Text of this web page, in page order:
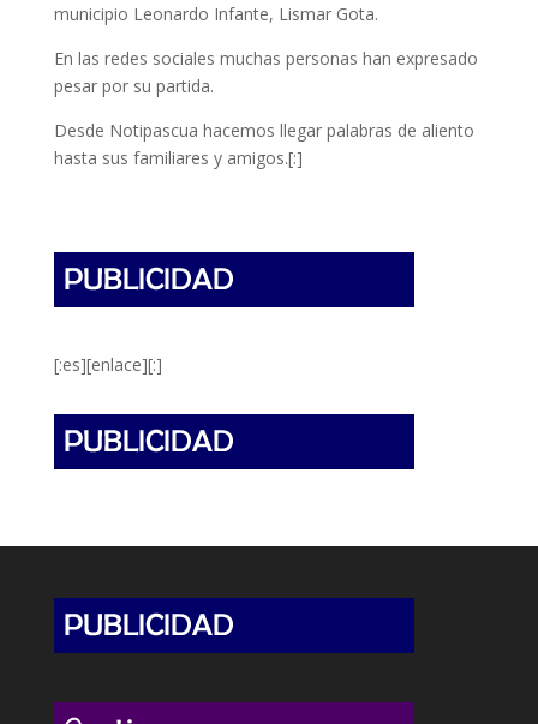
municipio Leonardo Infante, Lismar Gota.
En las redes sociales muchas personas han expresado
pesar por su partida.
Desde Notipascua hacemos llegar palabras de aliento
hasta sus familiares y amigos.[:]
[:es][enlace][:]